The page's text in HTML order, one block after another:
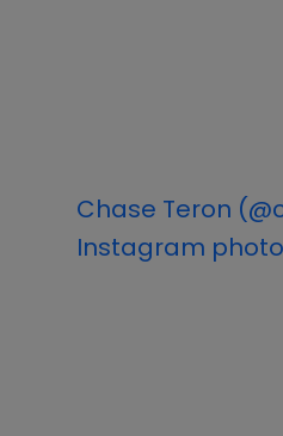
Chase Teron
Instagram